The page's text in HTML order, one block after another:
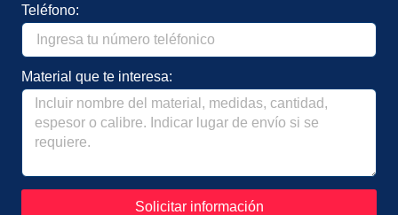
Teléfono:
Material que te interesa:
Solicitar información